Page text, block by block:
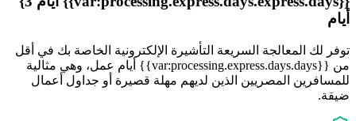
أيام
توفر لك المعالجة السريعة التأشيرة الإلكترونية الخاصة بك في أقل
من {{var:processing.express.days.days}} أيام عمل، وهي مثالية
للمسافرين المصريين الذين لديهم مهلة قصيرة أو جداول أعمال
ضيقة.